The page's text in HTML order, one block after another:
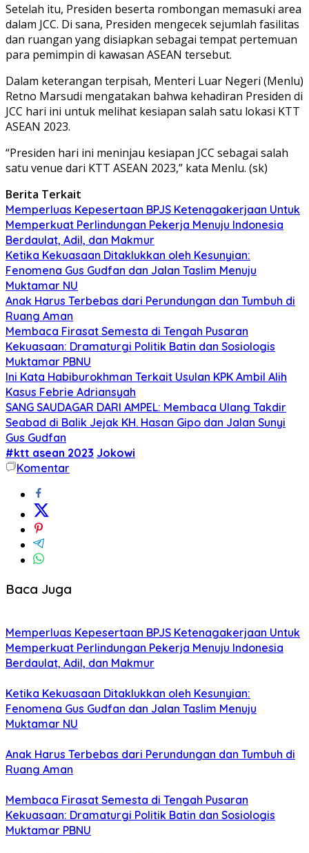
Setelah itu, Presiden beserta rombongan memasuki area
dalam JCC. Di sana, Presiden mengecek sejumlah fasilitas
dan ruangan yang disiapkan sebagai tempat pertemuan
para pemimpin di kawasan ASEAN tersebut.
Dalam keterangan terpisah, Menteri Luar Negeri (Menlu)
Retno Marsudi mengatakan bahwa kehadiran Presiden di
JCC hari ini untuk melihat kesiapan salah satu lokasi KTT
ASEAN 2023.
“Presiden hari ini meninjau kesiapan JCC sebagai salah
satu venue dari KTT ASEAN 2023,” kata Menlu. (sk)
Berita Terkait
Memperluas Kepesertaan BPJS Ketenagakerjaan Untuk
Memperkuat Perlindungan Pekerja Menuju Indonesia
Berdaulat, Adil, dan Makmur
Ketika Kekuasaan Ditaklukkan oleh Kesunyian:
Fenomena Gus Gudfan dan Jalan Taslim Menuju
Muktamar NU
Anak Harus Terbebas dari Perundungan dan Tumbuh di
Ruang Aman
Membaca Firasat Semesta di Tengah Pusaran
Kekuasaan: Dramaturgi Politik Batin dan Sosiologis
Muktamar PBNU
Ini Kata Habiburokhman Terkait Usulan KPK Ambil Alih
Kasus Febrie Adriansyah
SANG SAUDAGAR DARI AMPEL: Membaca Ulang Takdir
Seabad di Balik Jejak KH. Hasan Gipo dan Jalan Sunyi
Gus Gudfan
#ktt asean 2023 Jokowi
Komentar
Baca Juga
Memperluas Kepesertaan BPJS Ketenagakerjaan Untuk
Memperkuat Perlindungan Pekerja Menuju Indonesia
Berdaulat, Adil, dan Makmur
Ketika Kekuasaan Ditaklukkan oleh Kesunyian:
Fenomena Gus Gudfan dan Jalan Taslim Menuju
Muktamar NU
Anak Harus Terbebas dari Perundungan dan Tumbuh di
Ruang Aman
Membaca Firasat Semesta di Tengah Pusaran
Kekuasaan: Dramaturgi Politik Batin dan Sosiologis
Muktamar PBNU